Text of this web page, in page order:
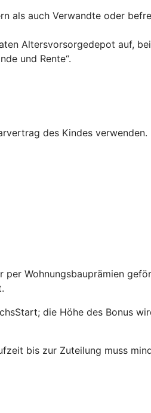
als auch Verwandte oder
Altersvorsorgedepot auf,
und Rente“.
des Kindes verwenden.
per Wohnungsbauprämien
die Höhe des Bonus
bis zur Zuteilung muss